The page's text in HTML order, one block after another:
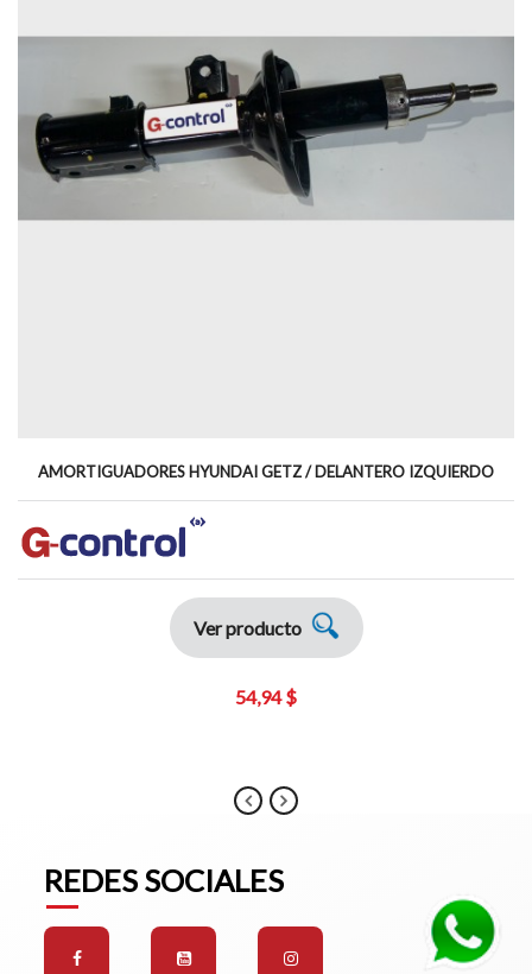
AMORTIGUADORES HYUNDAI GETZ / DELANTERO IZQUIERDO
Ver producto
54,94 $
REDES SOCIALES